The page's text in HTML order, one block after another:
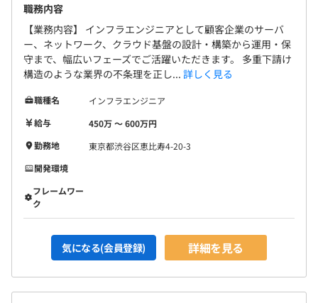
うち、エンジニア219名で構成されています。
平均4～10名で開発をおこなっております。
1プロジェクトの単位期間は、およそ12～36か月です。
参画先の情報システム部門ではなく、クライアントと直接
携わっていただきます。
職務内容
【業務内容】 インフラエンジニアとして顧客企業のサーバ
ー、ネットワーク、クラウド基盤の設計・構築から運用・保
守まで、幅広いフェーズでご活躍いただきます。 多重下請け
構造のような業界の不条理を正し... 詳しく見る
職種名
インフラエンジニア
給与
450万 〜 600万円
勤務地
東京都渋谷区恵比寿4-20-3
開発環境
フレームワー
ク
気になる(会員登録) 詳細を見る